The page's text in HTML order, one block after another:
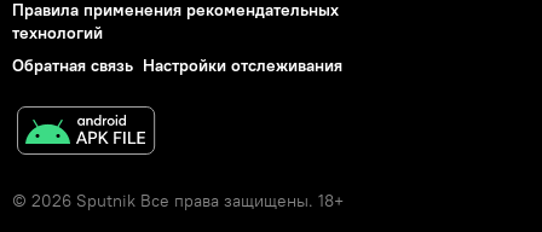
Правила применения рекомендательных
технологий
Обратная связь Настройки отслеживания
© 2026 Sputnik Все права защищены. 18+